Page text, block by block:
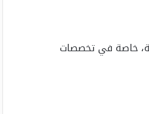
خاصة في تخصصات